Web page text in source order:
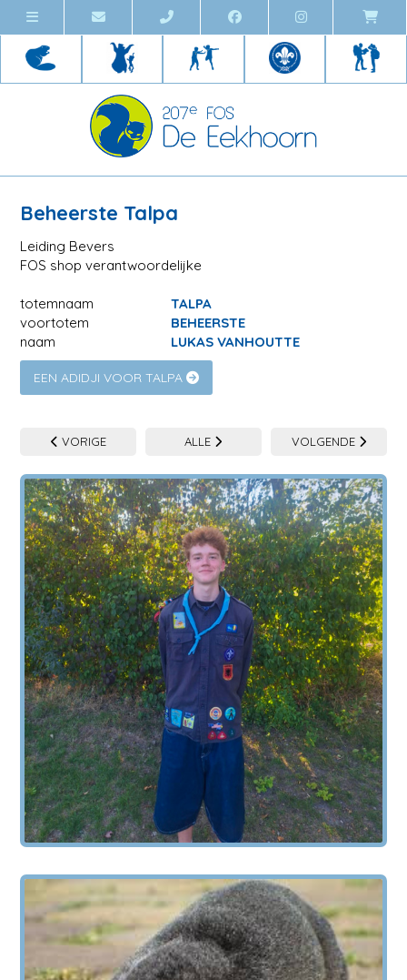
Beheerste Talpa
Leiding Bevers
FOS shop verantwoordelijke
totemnaam
TALPA
voortotem
BEHEERSTE
naam
LUKAS VANHOUTTE
EEN ADIDJI VOOR TALPA
VORIGE ALLE VOLGENDE